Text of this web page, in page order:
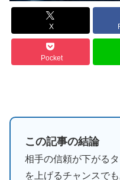
X
Pocket
この記事の結論
相手の信頼が下がる
を上げるチャンスでも